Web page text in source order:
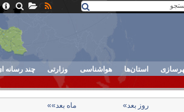
استان‌ها هواشناسی وزارتی چند رسانه
روز بعد» ماه بعد»»